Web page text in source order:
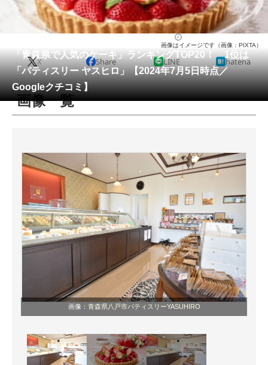
住まい 教育・育児
リサーチ
会員記事
メディア
注目記事を集めた総合ページ
スマホと通信の最新トレンド
進化するPCとデバイスの未来
好きが集まる 比べて選べる
ビジネスと働き方のヒント
企業ITのトレンドを詳説
経営リーダーのコミュニティ
マーケ×ITの今がよく分かる
ITエンジニア向け専門サイト
「青森県で人気のケーキ」ランキングTOP20！ 1位は
「パティスリー ヤスヒロ」【2024年7月5日時点／
Googleクチコミ】
画像はイメージです（画像：PIXTA）
X Share LINE hatena
画像一覧
画像： 青森県八戸市パティスリーYASUHIRO